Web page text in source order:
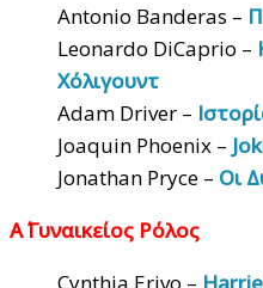
Antonio Banderas –
Leonardo DiCaprio –
Χόλιγουντ
Adam Driver –
Joaquin Phoenix –
Jonathan Pryce – Οι
Α΄ Γυναικείος Ρόλος
Cynthia Erivo –